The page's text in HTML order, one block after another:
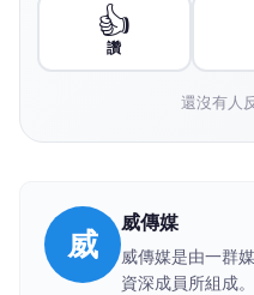
👍
讚
還沒有人
威
威傳媒
威傳媒是由一群
資深成員所組成